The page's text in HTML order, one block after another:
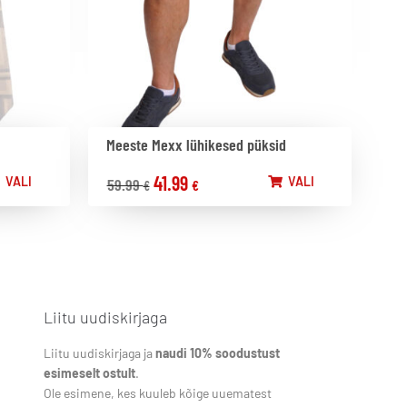
VALI
Meeste Mexx lühikesed püksid
59.99€ 41.99 € VALI
Liitu uudiskirjaga
Liitu uudiskirjaga janaudi 10% soodustust
esimeselt ostult.
Ole esimene, kes kuuleb kõige uuematest